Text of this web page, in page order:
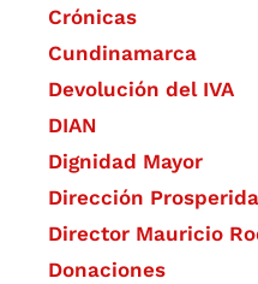
Crónicas
Cundinamarca
Devolución del IVA
DIAN
Dignidad Mayor
Dirección
Director Mauricio
Donaciones